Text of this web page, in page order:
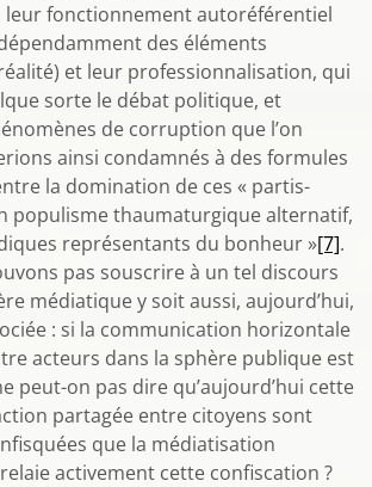
leur fonctionnement autoréférentiel
des éléments
et leur professionnalisation, qui
sorte le débat politique, et
de corruption que l’on
ainsi condamnés à des formules
la domination de ces « partis-
populisme thaumaturgique alternatif,
représentants du bonheur »[7].
pas souscrire à un tel discours
médiatique y soit aussi, aujourd’hui,
: si la communication horizontale
acteurs dans la sphère publique est
peut-on pas dire qu’aujourd’hui cette
partagée entre citoyens sont
que la médiatisation
activement cette confiscation ?